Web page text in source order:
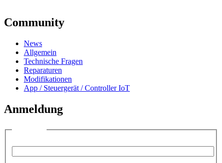
Community
News
Allgemein
Technische Fragen
Reparaturen
Modifikationen
App / Steuergerät / Controller IoT
Anmeldung